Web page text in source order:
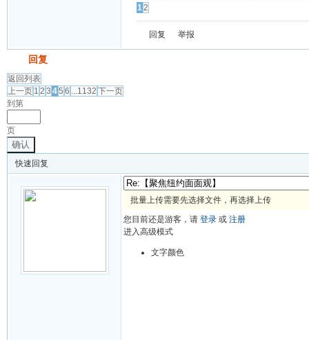
12
回复 举报
回复
返回列表
上一页 1 2 3 45 6 ...1132 下一页
到第
页
确认
快速回复
批量上传需要先选择文件，再选择上传
您目前还是游客，请 登录 或 注册
进入高级模式
文字颜色